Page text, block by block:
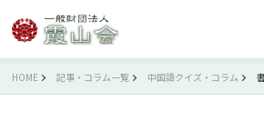
HOME 記事・コラム一覧 中国語クイズ・コラム